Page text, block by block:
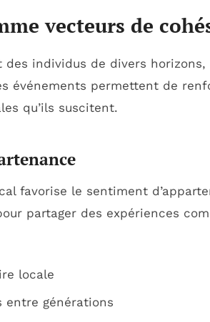
vecteurs de
des individus de divers
événements permettent de
qu’ils suscitent.
favorise le sentiment
partager des expériences
locale
entre générations